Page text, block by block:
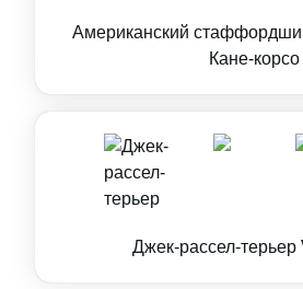
Американский
Кане-корсо
Джек-рассел-терьер